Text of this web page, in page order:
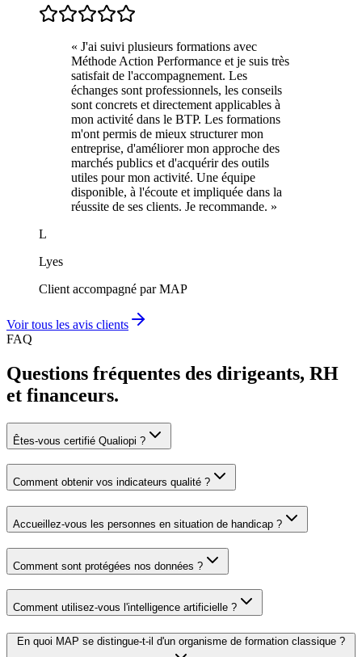
« J'ai suivi plusieurs formations avec
Méthode Action Performance et je suis très
satisfait de l'accompagnement. Les
échanges sont professionnels, les conseils
sont concrets et directement applicables à
mon activité dans le BTP. Les formations
m'ont permis de mieux structurer mon
entreprise, d'améliorer mon approche des
marchés publics et d'acquérir des outils
utiles pour mon activité. Une équipe
disponible, à l'écoute et impliquée dans la
réussite de ses clients. Je recommande. »
L
Lyes
Client accompagné par MAP
Voir tous les avis clients
FAQ
Questions fréquentes des dirigeants, RH
et financeurs.
Êtes-vous certifié Qualiopi ?
Comment obtenir vos indicateurs qualité ?
Accueillez-vous les personnes en situation de handicap ?
Comment sont protégées nos données ?
Comment utilisez-vous l'intelligence artificielle ?
En quoi MAP se distingue-t-il d'un organisme de formation classique ?